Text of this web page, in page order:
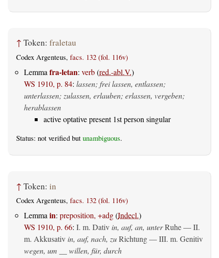
↑ Token: fraletau
Codex Argenteus, facs. 132 (fol. 116v)
Lemma fra-letan: verb(red.-abl.V.)
WS 1910, p. 84: lassen; frei lassen, entlassen;
unterlassen; zulassen, erlauben; erlassen, vergeben;
herablassen
active optative present 1st person singular
Status: not verified but unambiguous.
↑ Token: in
Codex Argenteus, facs. 132 (fol. 116v)
Lemmain: preposition, +adg(Indecl.)
WS 1910, p. 66: I. m. Dativ in, auf, an, unterRuhe — II.
m. Akkusativ in, auf, nach, zuRichtung — III. m. Genitiv
wegen, um __ willen, für, durch